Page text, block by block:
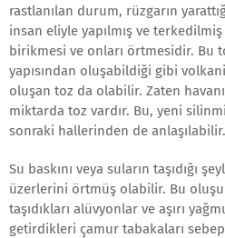
rastlanılan durum, rüzgarın
insan eliyle yapılmış ve
birikmesi ve onları örtmesidir. Bu
yapısından oluşabildiği gibi
oluşan toz da olabilir. Zaten
miktarda toz vardır. Bu, yeni
sonraki hallerinden de anlaşılabilir.
Su baskını veya suların taşıdığı
üzerlerini örtmüş olabilir. Bu
taşıdıkları alüvyonlar ve aşırı
getirdikleri çamur tabakaları